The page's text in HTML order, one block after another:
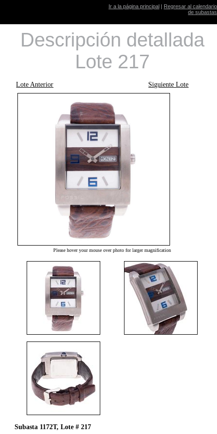
Ir a la página principal | Regresar al calendario
de subastas
Descripción detallada
Lote 217
Lote Anterior Siguiente Lote
Please hover your mouse over photo for larger magnification
Subasta 1172T, Lote # 217